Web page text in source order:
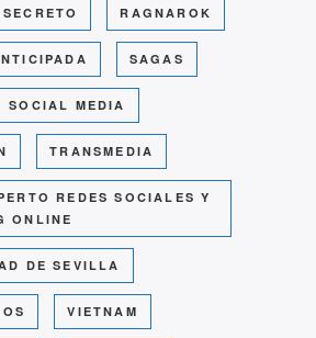
RAGNAROK
SAGAS
SOCIAL MEDIA
TRANSMEDIA
REDES SOCIALES Y
ONLINE
DE SEVILLA
VIETNAM